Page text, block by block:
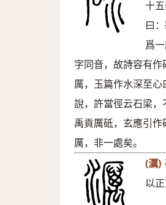
十五
曰
爲
字同音，故詩容有
厲，玉篇作水深至
說，許當徑云石梁，
禹貢厲砥，玄應引
厲，非一處矣。
(濿)
以